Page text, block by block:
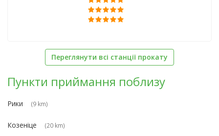
Переглянути всі станції прокату
Пункти приймання поблизу
Рики (9 km)
Козеніце (20 km)